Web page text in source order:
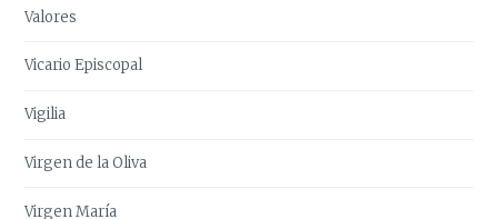
Valores
Vicario Episcopal
Vigilia
Virgen de la Oliva
Virgen María